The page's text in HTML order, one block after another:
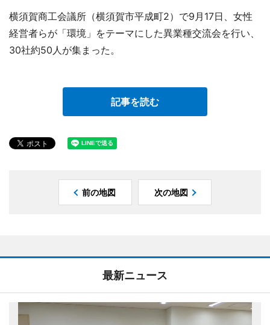
横須賀商工会議所（横須賀市平成町2）で9月17日、女性
経営者らが「環境」をテーマにした異業種交流会を行い、
30社約50人が集まった。
記事を読む
前の地図 次の地図
最新ニュース